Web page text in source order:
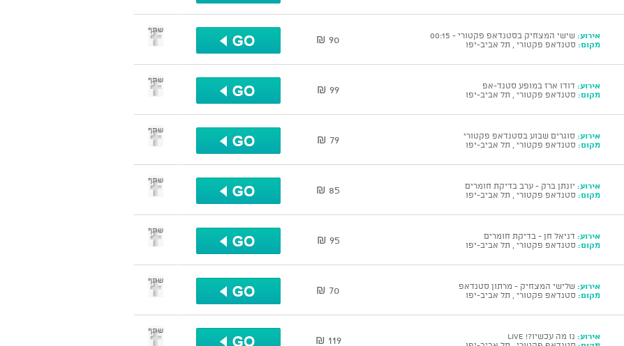
אירוע: שישי המצחיק בסטנדאפ פקטורי - 00:15
מקום: סטנדאפ פקטורי , תל אביב-יפו 90 ₪
שתף
אירוע: דודו ארז במופע סטנד-אפ
מקום: סטנדאפ פקטורי , תל אביב-יפו 99 ₪
שתף
אירוע: סוגרים שבוע בסטנדאפ פקטורי
מקום: סטנדאפ פקטורי , תל אביב-יפו 79 ₪
שתף
אירוע: יונתן ברק - ערב בדיקת חומרים
מקום: סטנדאפ פקטורי , תל אביב-יפו 85 ₪
שתף
אירוע: דניאל חן - בדיקת חומרים
מקום: סטנדאפ פקטורי , תל אביב-יפו 95 ₪
שתף
אירוע: שלישי המצחיק - מרתון סטנדאפ
מקום: סטנדאפ פקטורי , תל אביב-יפו 70 ₪
שתף
אירוע: נו מה עכשיו?! Live
119 ₪
שתף